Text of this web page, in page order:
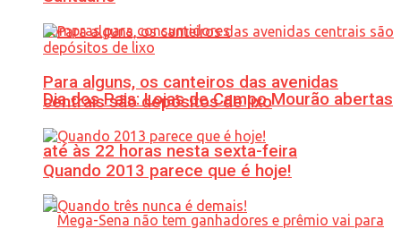
Dia dos Pais: Lojas de Campo Mourão abertas
até às 22 horas nesta sexta-feira
Para alguns, os canteiros das avenidas
centrais são depósitos de lixo
Quando 2013 parece que é hoje!